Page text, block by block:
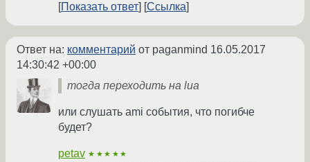
Показать ответ
Ссылка
Ответ на: комментарий от paganmind 16.05.2017
14:30:42 +00:00
тогда переходить на lua
или слушать ami события, что погибче
будет?
petav ★★★★★